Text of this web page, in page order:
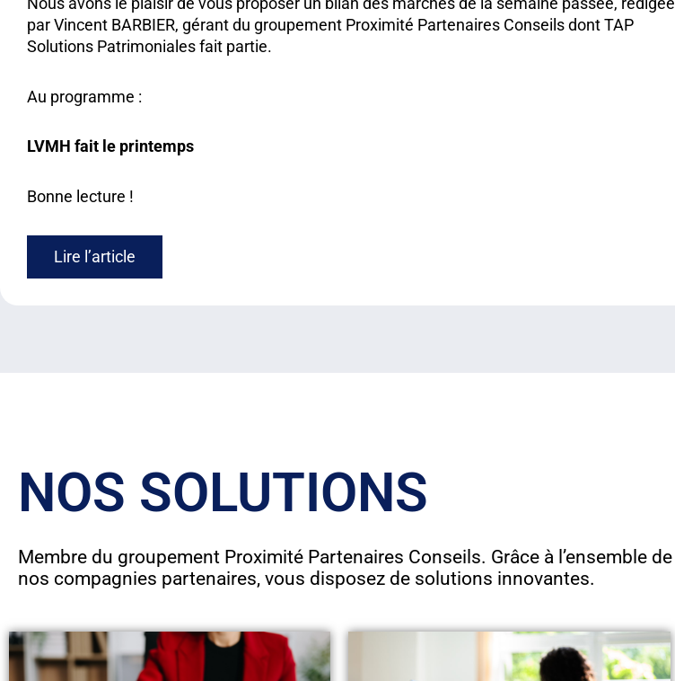
par Vincent BARBIER, gérant du groupement Proximité Partenaires Conseils dont TAP
Solutions Patrimoniales fait partie.
Au programme :
LVMH fait le printemps
Bonne lecture !
Lire l’article
NOS SOLUTIONS
Membre du groupement Proximité Partenaires Conseils. Grâce à l’ensemble de
nos compagnies partenaires, vous disposez de solutions innovantes.